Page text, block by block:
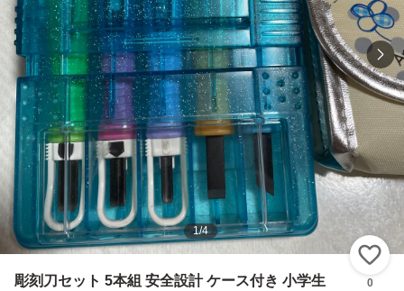
1/4
彫刻刀セット 5本組 安全設計 ケース付き 小学生
0